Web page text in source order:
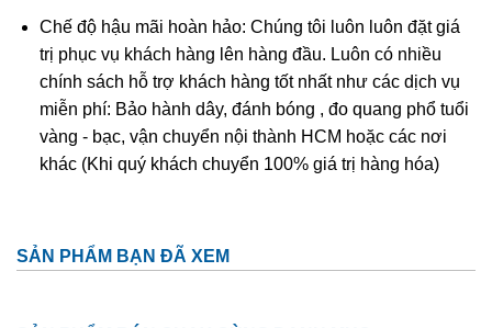
Tinh thể góc tóc thạch anh tóc vàng thường được gọi là
thạch anh tóc vàng hoa thị
Ở Việt Nam đá thạch anh tóc vàng phân bố khá ít. Thông
thường lượng này tìm thấy ở các mỏ khoáng sản ở tỉnh
Thanh Hóa, Yên Bái, Gia Lai, Lâm Đồng. Và thạch anh tóc
anh tóc xuất hiện nhiều tại VN chủ yếu là đá nhập khẩu từ
Chế độ hậu mãi hoàn hảo: Chúng tôi luôn luôn đặt giá
trị phục vụ khách hàng lên hàng đầu. Luôn có nhiều
chính sách hỗ trợ khách hàng tốt nhất như các dịch vụ
miễn phí: Bảo hành dây, đánh bóng , đo quang phổ tuổi
vàng - bạc, vận chuyển nội thành HCM hoặc các nơi
khác (Khi quý khách chuyển 100% giá trị hàng hóa)
SẢN PHẨM BẠN ĐÃ XEM